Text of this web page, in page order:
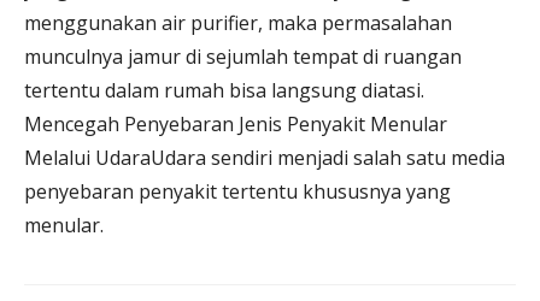
menggunakan air purifier, maka permasalahan
munculnya jamur di sejumlah tempat di ruangan
tertentu dalam rumah bisa langsung diatasi.
Mencegah Penyebaran Jenis Penyakit Menular
Melalui UdaraUdara sendiri menjadi salah satu media
penyebaran penyakit tertentu khususnya yang
menular.